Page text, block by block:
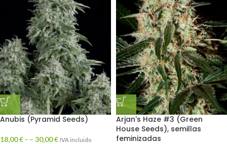
Anubis (Pyramid Seeds)
18,00€ - – 30,00€ IVA incluido
Arjan's Haze #3 (Green
House Seeds), semillas
feminizadas